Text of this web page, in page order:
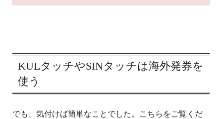
KULタッチやSINタッチは海外発券を
使う
でも、気付けば簡単なことでした。こちらをご覧くだ